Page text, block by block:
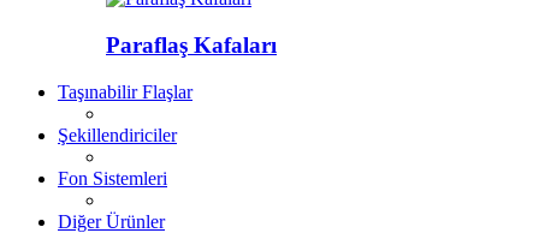
Paraflaş Kafaları
Taşınabilir Flaşlar
Şekillendiriciler
Fon Sistemleri
Diğer Ürünler